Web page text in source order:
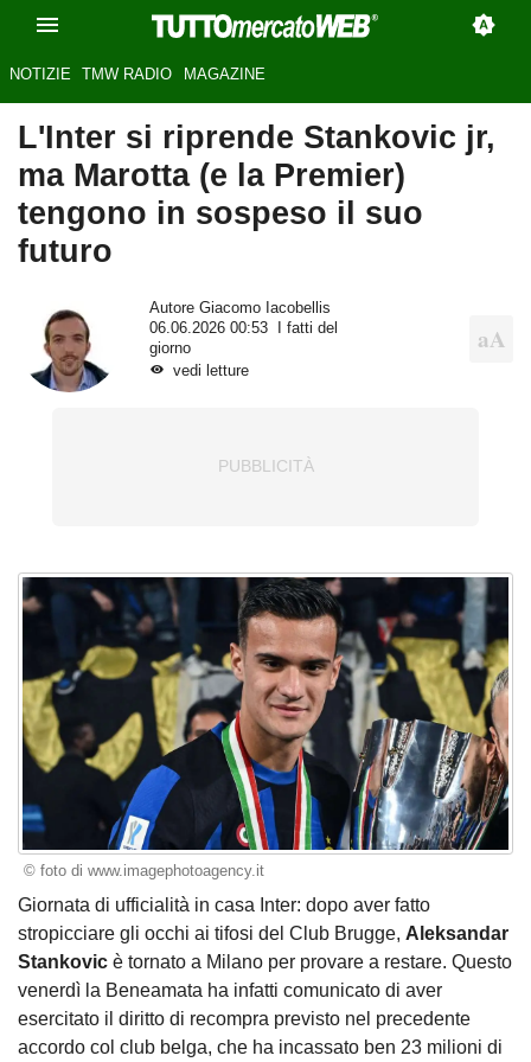
NOTIZIE TMW RADIO MAGAZINE
L'Inter si riprende Stankovic jr,
ma Marotta (e la Premier)
tengono in sospeso il suo
futuro
Autore Giacomo Iacobellis
06.06.2026 00:53
I fatti del
giorno
vedi letture
© foto di www.imagephotoagency.it
Giornata di ufficialità in casa Inter: dopo aver fatto
stropicciare gli occhi ai tifosi del Club Brugge, Aleksandar
Stankovic è tornato a Milano per provare a restare. Questo
venerdì la Beneamata ha infatti comunicato di aver
esercitato il diritto di recompra previsto nel precedente
accordo col club belga, che ha incassato ben 23 milioni di